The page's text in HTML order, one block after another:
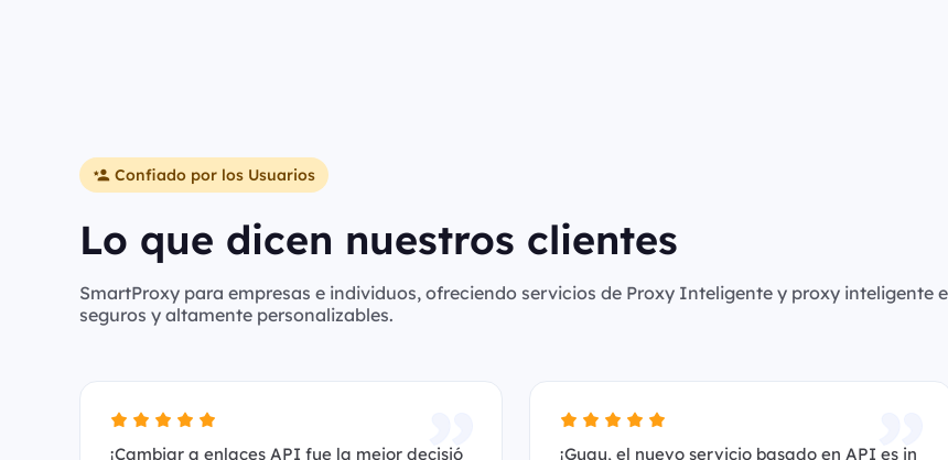
Confiado por los Usuarios
Lo que dicen nuestros clientes
SmartProxy para empresas e individuos, ofreciendo servicios de Proxy Inteligente y proxy inteligente
seguros y altamente personalizables.
¡Cambiar a enlaces API fue la mejor decisió ¡Guau, el nuevo servicio basado en API es in